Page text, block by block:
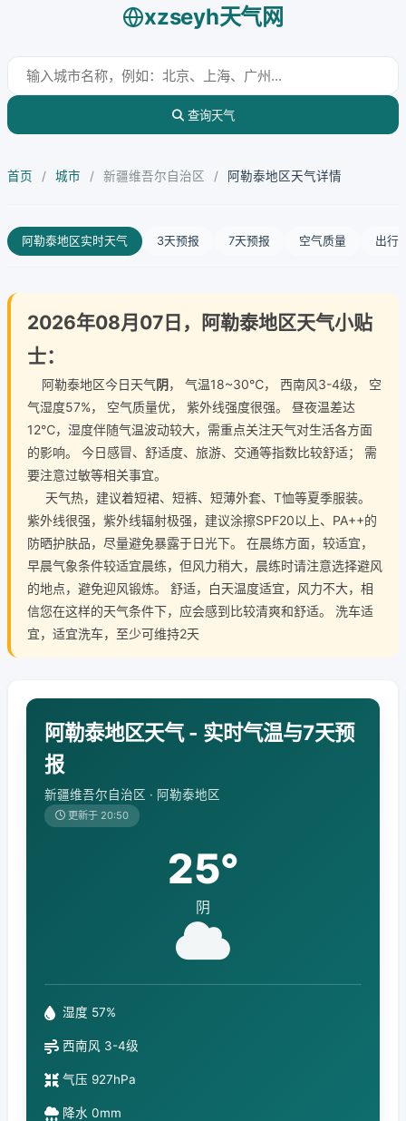
xzseyh天气网
查询天气
首页 / 城市 / 新疆维吾尔自治区 / 阿勒泰地区天气详情
阿勒泰地区实时天气 3天预报 7天预报 空气质量 出行
2026年08月07日，阿勒泰地区天气小贴
士：
阿勒泰地区今日天气阴， 气温18~30℃， 西南风3-4级， 空
气湿度57%， 空气质量优， 紫外线强度很强。 昼夜温差达
12℃，湿度伴随气温波动较大，需重点关注天气对生活各方面
的影响。 今日感冒、舒适度、旅游、交通等指数比较舒适； 需
要注意过敏等相关事宜。
天气热，建议着短裙、短裤、短薄外套、T恤等夏季服装。
紫外线很强，紫外线辐射极强，建议涂擦SPF20以上、PA++的
防晒护肤品，尽量避免暴露于日光下。 在晨练方面，较适宜，
早晨气象条件较适宜晨练，但风力稍大，晨练时请注意选择避风
的地点，避免迎风锻炼。 舒适，白天温度适宜，风力不大，相
信您在这样的天气条件下，应会感到比较清爽和舒适。 洗车适
宜，适宜洗车，至少可维持2天
阿勒泰地区天气 - 实时气温与7天预
报
新疆维吾尔自治区 · 阿勒泰地区
更新于 20:50
25°
阴
湿度 57%
西南风 3-4级
气压 927hPa
降水 0mm